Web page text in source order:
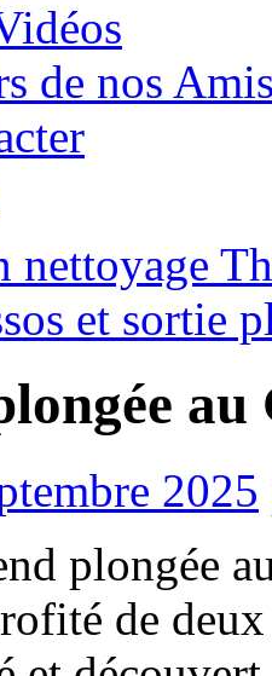
de nos
nettoyage
et sortie
2025
plongée
de